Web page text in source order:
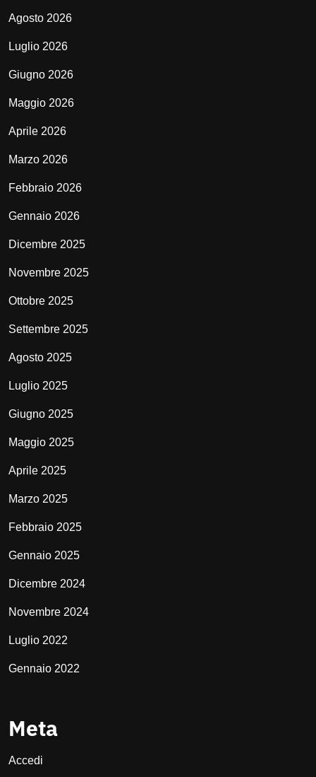
Agosto 2026
Luglio 2026
Giugno 2026
Maggio 2026
Aprile 2026
Marzo 2026
Febbraio 2026
Gennaio 2026
Dicembre 2025
Novembre 2025
Ottobre 2025
Settembre 2025
Agosto 2025
Luglio 2025
Giugno 2025
Maggio 2025
Aprile 2025
Marzo 2025
Febbraio 2025
Gennaio 2025
Dicembre 2024
Novembre 2024
Luglio 2022
Gennaio 2022
Meta
Accedi